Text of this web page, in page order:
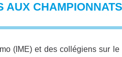
AUX
(IME) et des collégiens sur